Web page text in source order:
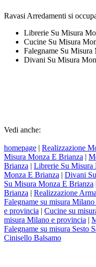
Ravasi Arredamenti si
Librerie Su Misura
Cucine Su Misura
Falegname Su Misura
Divani Su Misura
Vedi anche:
homepage | Realizzazione
Misura Monza E Brianza |
Brianza | Librerie Su Misura
Monza E Brianza | Divani
Su Misura Monza E Brianza
Brianza | Realizzazione
Falegname su misura
e provincia | Cucine su
misura Milano e provincia |
Falegname su misura Sesto
Cinisello Balsamo